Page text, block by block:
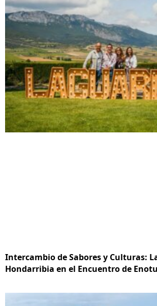
Intercambio de Sabores y Culturas:
Hondarribia en el Encuentro de